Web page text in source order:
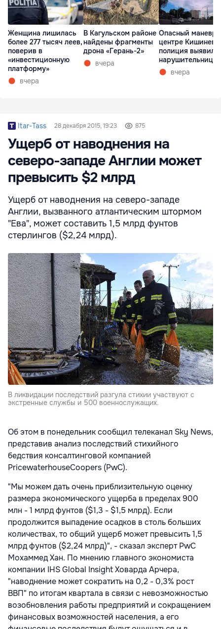
Женщина лишилась
более 277 тысяч леев,
поверив в
«инвестиционную
платформу»
вчера
В Кагульском районе
найдены фрагменты
дрона «Герань-2»
вчера
Опасный маневр
центре Кишинева:
полиция выявила
нарушительницу
вчера
Itar-Tass 28 декабря 2015, 19:23 875
Ущерб от наводнения на
северо-западе Англии может
превысить $2 млрд
Ущерб от наводнения на северо-западе
Англии, вызванного атлантическим штормом
"Ева", может составить 1,5 млрд фунтов
стерлингов ($2,24 млрд).
В ликвидации последствий разгула стихии участвуют с
экстренные службы и 500 военнослужащих.
Об этом в понедельник сообщил телеканал Sky News,
представив анализ последствий стихийного
бедствия консалтинговой компанией
PricewaterhouseCoopers (PwC).
"Мы можем дать очень приблизительную оценку
размера экономического ущерба в пределах 900
млн - 1 млрд фунтов ($1,3 - $1,5 млрд). Если
продолжится выпадение осадков в столь больших
количествах, то общий ущерб может превысить 1,5
млрд фунтов ($2,24 млрд)", - сказал эксперт PwC
Мохаммед Хан. По мнению главного экономиста
компании IHS Global Insight Ховарда Арчера,
"наводнение может сократить на 0,2 - 0,3% рост
ВВП" по итогам квартала в связи с невозможностью
возобновления работы предприятий и сокращением
финансовых возможностей населения, а его